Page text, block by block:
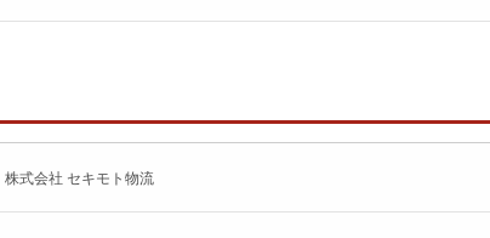
株式会社 セキモト物流